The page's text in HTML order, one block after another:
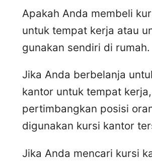
Apakah Anda membeli
untuk tempat kerja atau
gunakan sendiri di rumah.
Jika Anda berbelanja
kantor untuk tempat kerja,
pertimbangkan posisi
digunakan kursi kantor
Jika Anda mencari kursi